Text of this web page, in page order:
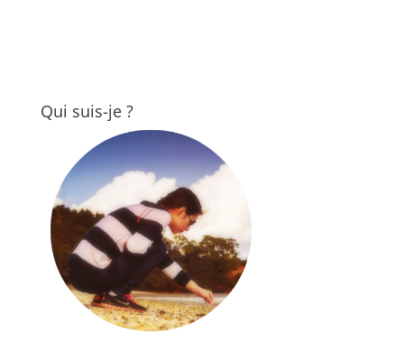
Qui suis-je ?